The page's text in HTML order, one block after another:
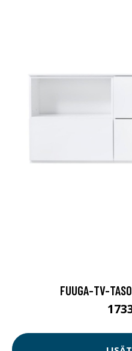
FUUGA-TV-